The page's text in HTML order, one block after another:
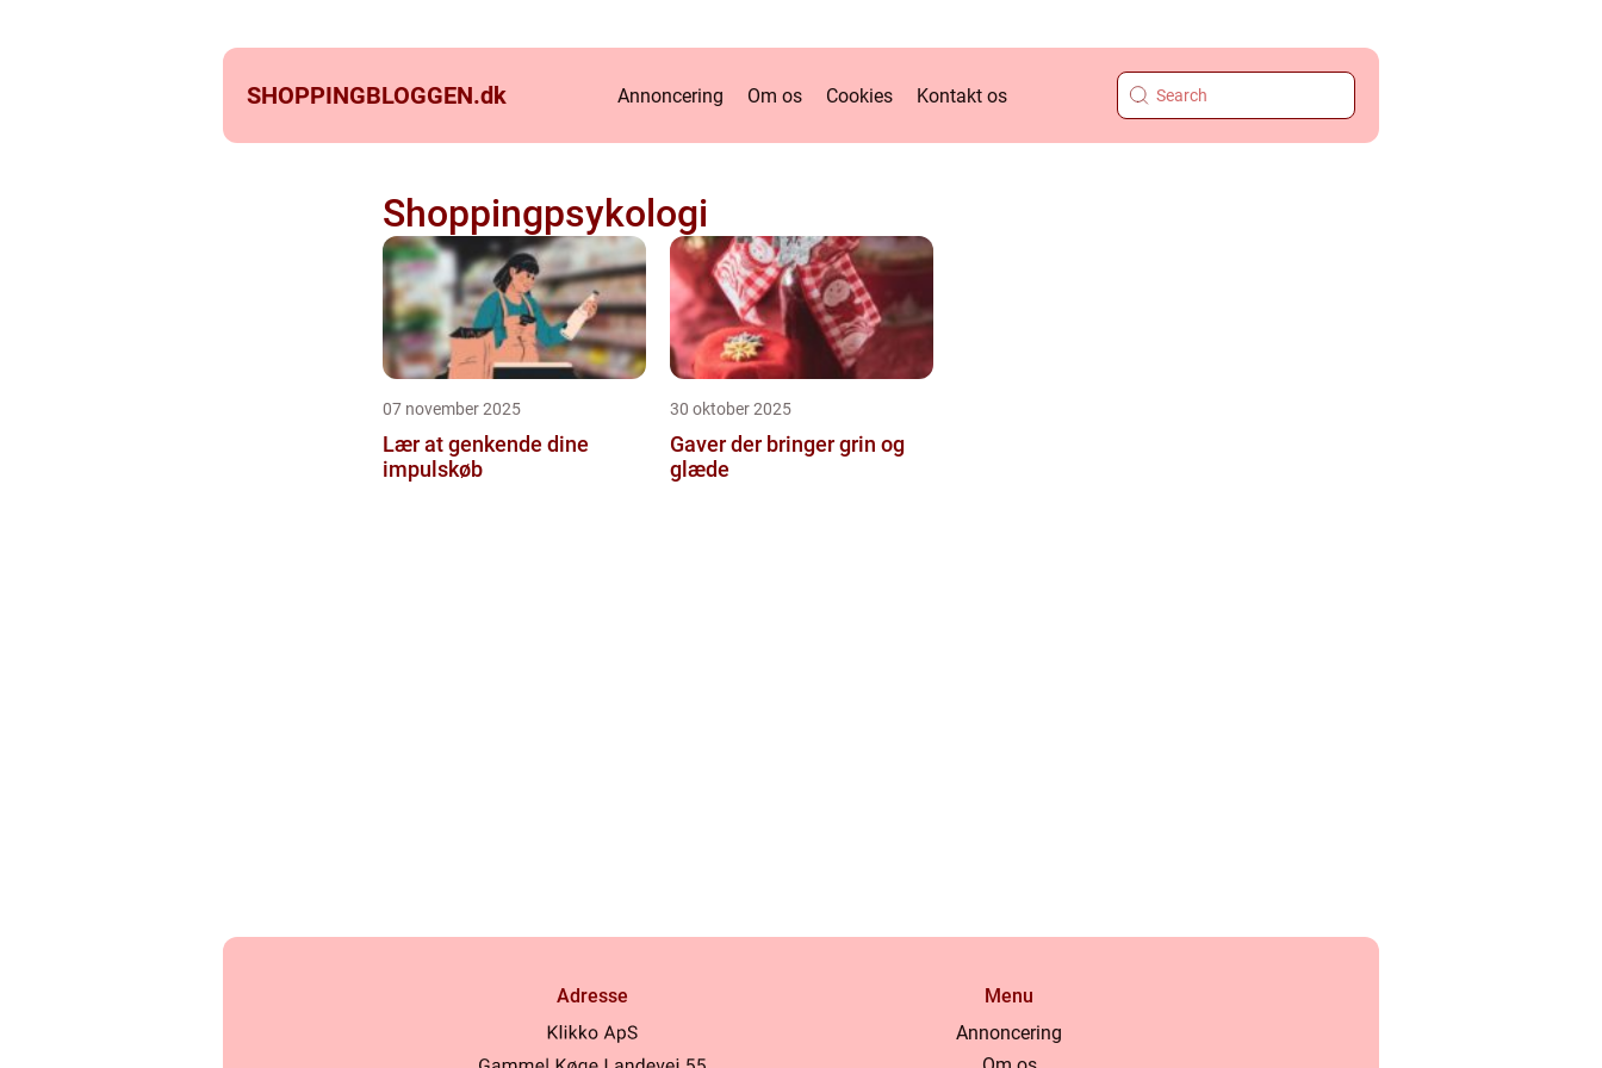
SHOPPINGBLOGGEN.dk Annoncering Om os Cookies Kontakt os
Shoppingpsykologi
07 november 2025
Lær at genkende dine
impulskøb
30 oktober 2025
Gaver der bringer grin og
glæde
Adresse
Menu
Annoncering